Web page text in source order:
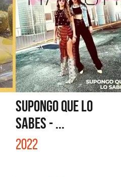
SUPONGO QUE LO
SABES - ...
2022